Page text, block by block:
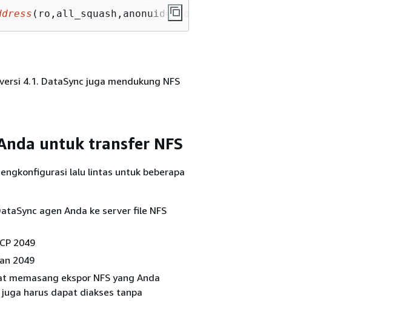
(ro,all_squash,anonuid=uid
4.1. DataSync juga mendukung NFS
untuk transfer NFS
lalu lintas untuk beberapa
agen Anda ke server file NFS
2049
2049
memasang ekspor NFS yang Anda
harus dapat diakses tanpa